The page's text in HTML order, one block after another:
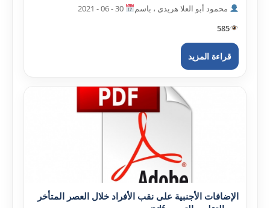
محمود أبو العلا هريدى ، باسم
585
قراءة المزيد
الإضافات الأجنبية على نقب الأفراد خلال العصر المتأخر